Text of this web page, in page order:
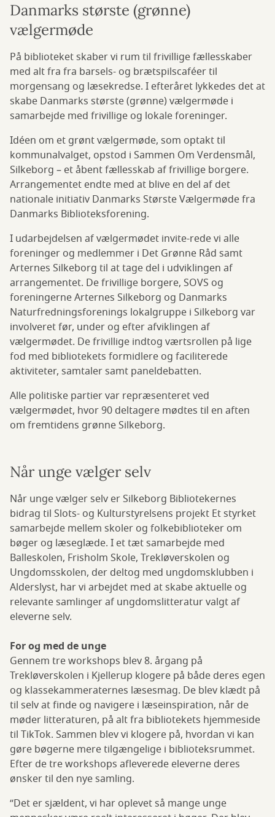
Danmarks største (grønne)
vælgermøde
På biblioteket skaber vi rum til frivillige fællesskaber
med alt fra fra barsels- og brætspilscaféer til
morgensang og læsekredse. I efteråret lykkedes det at
skabe Danmarks største (grønne) vælgermøde i
samarbejde med frivillige og lokale foreninger.
Idéen om et grønt vælgermøde, som optakt til
kommunalvalget, opstod i Sammen Om Verdensmål,
Silkeborg – et åbent fællesskab af frivillige borgere.
Arrangementet endte med at blive en del af det
nationale initiativ Danmarks Største Vælgermøde fra
Danmarks Biblioteksforening.
I udarbejdelsen af vælgermødet invite-rede vi alle
foreninger og medlemmer i Det Grønne Råd samt
Arternes Silkeborg til at tage del i udviklingen af
arrangementet. De frivillige borgere, SOVS og
foreningerne Arternes Silkeborg og Danmarks
Naturfredningsforenings lokalgruppe i Silkeborg var
involveret før, under og efter afviklingen af
vælgermødet. De frivillige indtog værtsrollen på lige
fod med bibliotekets formidlere og faciliterede
aktiviteter, samtaler samt paneldebatten.
Alle politiske partier var repræsenteret ved
vælgermødet, hvor 90 deltagere mødtes til en aften
om fremtidens grønne Silkeborg.
Når unge vælger selv
Når unge vælger selv er Silkeborg Bibliotekernes
bidrag til Slots- og Kulturstyrelsens projekt Et styrket
samarbejde mellem skoler og folkebiblioteker om
bøger og læseglæde. I et tæt samarbejde med
Balleskolen, Frisholm Skole, Trekløverskolen og
Ungdomsskolen, der deltog med ungdomsklubben i
Alderslyst, har vi arbejdet med at skabe aktuelle og
relevante samlinger af ungdomslitteratur valgt af
eleverne selv.
For og med de unge
Gennem tre workshops blev 8. årgang på
Trekløverskolen i Kjellerup klogere på både deres egen
og klassekammeraternes læsesmag. De blev klædt på
til selv at finde og navigere i læseinspiration, når de
møder litteraturen, på alt fra bibliotekets hjemmeside
til TikTok. Sammen blev vi klogere på, hvordan vi kan
gøre bøgerne mere tilgængelige i biblioteksrummet.
Efter de tre workshops afleverede eleverne deres
ønsker til den nye samling.
“Det er sjældent, vi har oplevet så mange unge